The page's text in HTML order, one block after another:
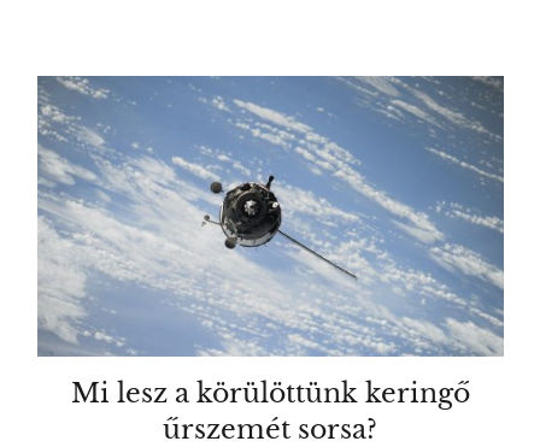
Mi lesz a körülöttünk keringő
űrszemét sorsa?